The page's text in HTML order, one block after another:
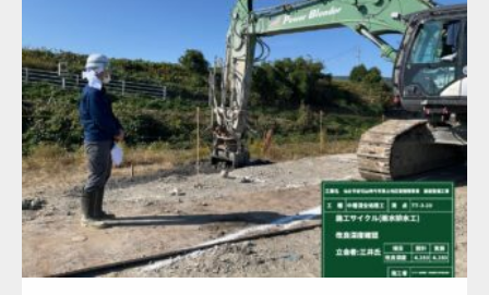
地盤改良（ALL） 調整池の基礎
詳細